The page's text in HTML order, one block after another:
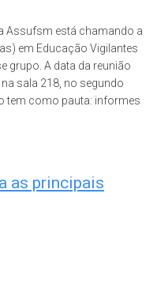
Assufsm está chamando a
em Educação Vigilantes
grupo. A data da reunião
sala 218, no segundo
tem como pauta: informes
as principais